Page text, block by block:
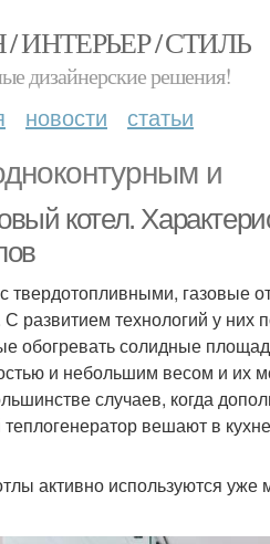
ИНТЕРЬЕР / СТИЛЬ
дизайнерские решения!
новости статьи
и
котел.
твердотопливными, газовые
С развитием технологий у
обогревать солидные
и небольшим весом и
случаев, когда
вешают в
активно используются